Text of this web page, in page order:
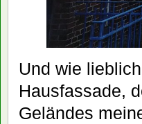
Und wie
Hausfassade,
Geländes